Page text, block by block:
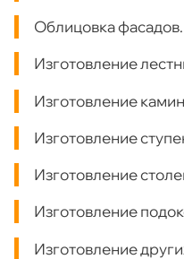
Облицовка фасадов.
Изготовление
Изготовление
Изготовление
Изготовление
Изготовление
Изготовление